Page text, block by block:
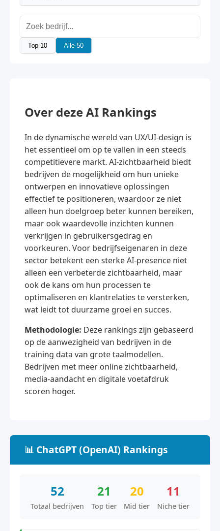
Top 10 Alle 50
Over deze AI Rankings
In de dynamische wereld van UX/UI-design is
het essentieel om op te vallen in een steeds
competitievere markt. AI-zichtbaarheid biedt
bedrijven de mogelijkheid om hun unieke
ontwerpen en innovatieve oplossingen
effectief te positioneren, waardoor ze niet
alleen hun doelgroep beter kunnen bereiken,
maar ook waardevolle inzichten kunnen
verkrijgen in gebruikersgedrag en
voorkeuren. Voor bedrijfseigenaren in deze
sector betekent een sterke AI-presence niet
alleen een verbeterde zichtbaarheid, maar
ook de kans om hun processen te
optimaliseren en klantrelaties te versterken,
wat leidt tot duurzame groei en succes.
Methodologie: Deze rankings zijn gebaseerd
op de aanwezigheid van bedrijven in de
training data van grote taalmodellen.
Bedrijven met meer online zichtbaarheid,
media-aandacht en digitale voetafdruk
scoren hoger.
📊 ChatGPT (OpenAI) Rankings
52
Totaal bedrijven
21
Top tier
20
Mid tier
11
Niche tier